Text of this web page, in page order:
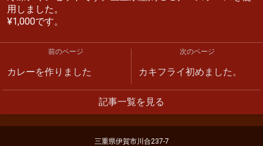
用しました。
¥1,000です。
前のページ
カレーを作りました
次のページ
カキフライ初めました。
記事一覧を見る
三重県伊賀市川合237-7